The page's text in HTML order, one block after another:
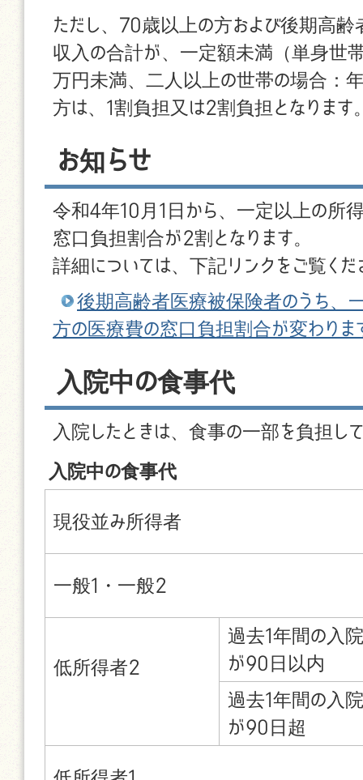
ただし、70歳以上の方および後期高
収入の合計が、一定額未満（単身世
万円未満、二人以上の世帯の場合：
方は、1割負担又は2割負担となります
お知らせ
令和4年10月1日から、一定以上の所
窓口負担割合が2割となります。
詳細については、下記リンクをご覧くだ
後期高齢者医療被保険者のうち、
方の医療費の窓口負担割合が変わりま
入院中の食事代
入院したときは、食事の一部を負担し
入院中の食事代
現役並み所得者
一般1・一般2
低所得者2
過去1年間の入
が90日以内
過去1年間の入
が90日超